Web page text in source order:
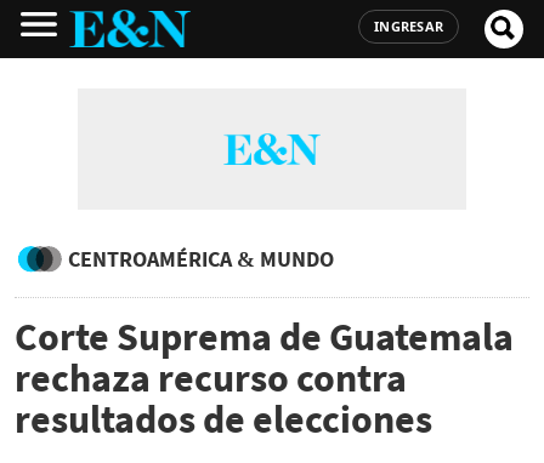
INGRESAR
CENTROAMÉRICA & MUNDO
Corte Suprema de Guatemala
rechaza recurso contra
resultados de elecciones